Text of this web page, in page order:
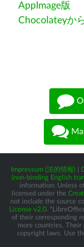
AppImage版
Chocolateyか
Impressum (法的情報)
(non-binding English
information: Unless
licensed under the
not include the source
License v2.0 .
of their corresponding
more countries. Their
copyright laws. Use